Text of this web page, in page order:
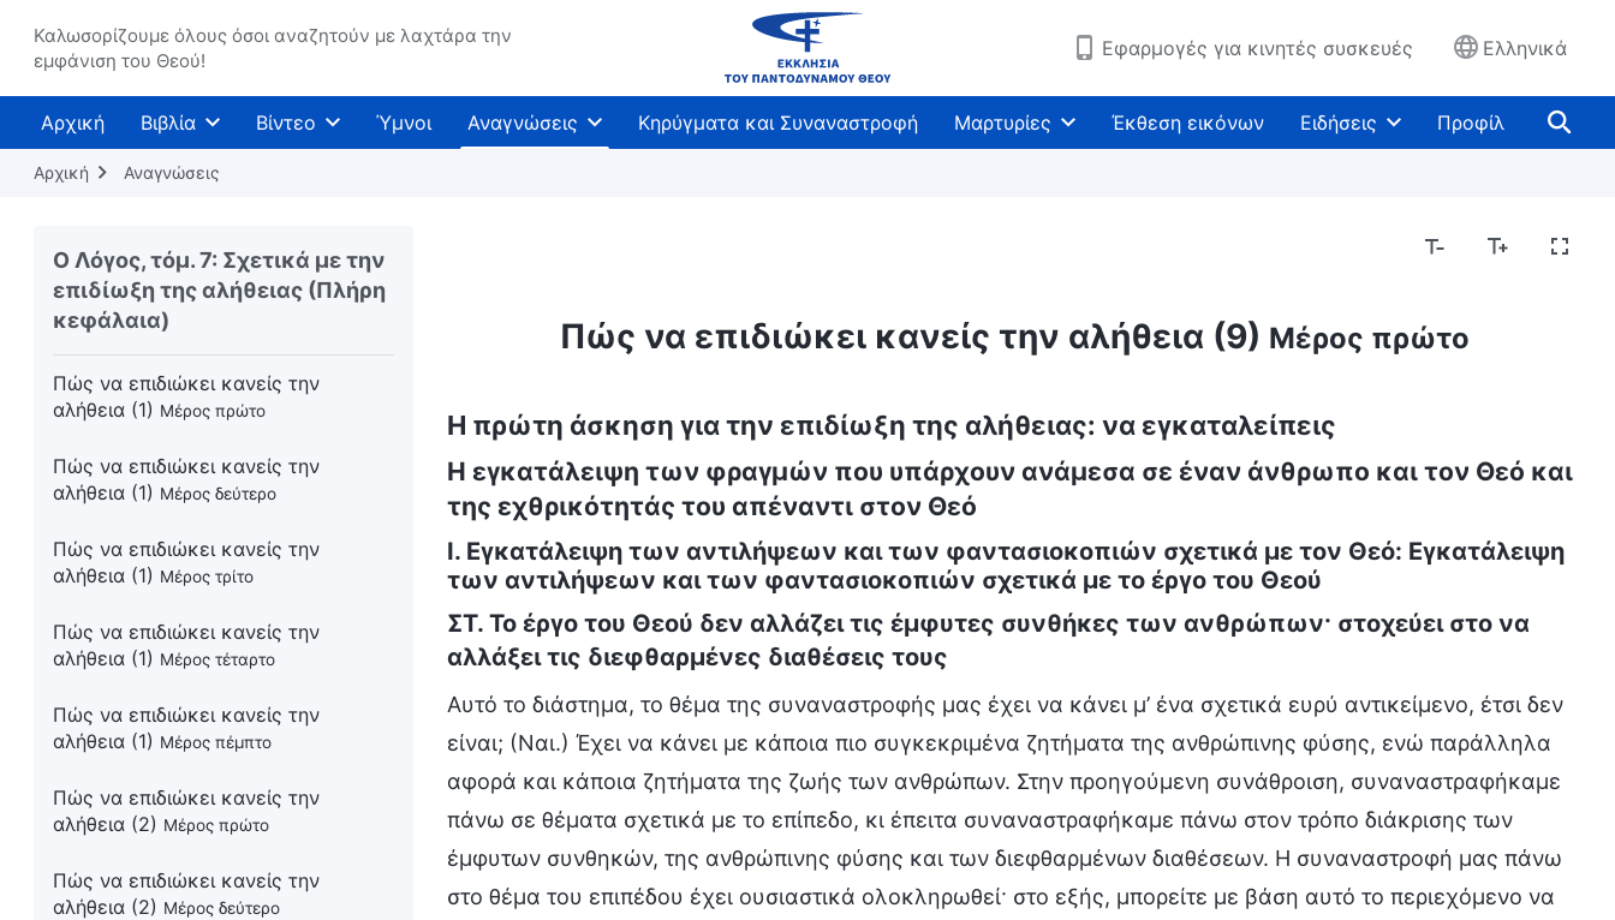
Καλωσορίζουμε όλους όσοι αναζητούν με λαχτάρα την
εμφάνιση του Θεού!
Εφαρμογές για κινητές συσκευές Ελληνικά
Αρχική Βιβλία Βίντεο Ύμνοι Αναγνώσεις Κηρύγματα και Συναναστροφή Μαρτυρίες Έκθεση εικόνων Ειδήσεις Προφίλ
Αρχική Αναγνώσεις
Ο Λόγος, τόμ. 7: Σχετικά με την
επιδίωξη της αλήθειας (Πλήρη
κεφάλαια)
Πώς να επιδιώκει κανείς την
αλήθεια (1) Μέρος πρώτο
Πώς να επιδιώκει κανείς την
αλήθεια (1) Μέρος δεύτερο
Πώς να επιδιώκει κανείς την
αλήθεια (1) Μέρος τρίτο
Πώς να επιδιώκει κανείς την
αλήθεια (1) Μέρος τέταρτο
Πώς να επιδιώκει κανείς την
αλήθεια (1) Μέρος πέμπτο
Πώς να επιδιώκει κανείς την
αλήθεια (2) Μέρος πρώτο
Πώς να επιδιώκει κανείς την
αλήθεια (2) Μέρος δεύτερο
Πώς να επιδιώκει κανείς την αλήθεια (9) Μέρος πρώτο
Η πρώτη άσκηση για την επιδίωξη της αλήθειας: να εγκαταλείπεις
Η εγκατάλειψη των φραγμών που υπάρχουν ανάμεσα σε έναν άνθρωπο και τον Θεό και
της εχθρικότητάς του απέναντι στον Θεό
I. Εγκατάλειψη των αντιλήψεων και των φαντασιοκοπιών σχετικά με τον Θεό: Εγκατάλειψη
των αντιλήψεων και των φαντασιοκοπιών σχετικά με το έργο του Θεού
ΣΤ. Το έργο του Θεού δεν αλλάζει τις έμφυτες συνθήκες των ανθρώπων· στοχεύει στο να
αλλάξει τις διεφθαρμένες διαθέσεις τους
Αυτό το διάστημα, το θέμα της συναναστροφής μας έχει να κάνει μ’ ένα σχετικά ευρύ αντικείμενο, έτσι δεν
είναι; (Ναι.) Έχει να κάνει με κάποια πιο συγκεκριμένα ζητήματα της ανθρώπινης φύσης, ενώ παράλληλα
αφορά και κάποια ζητήματα της ζωής των ανθρώπων. Στην προηγούμενη συνάθροιση, συναναστραφήκαμε
πάνω σε θέματα σχετικά με το επίπεδο, κι έπειτα συναναστραφήκαμε πάνω στον τρόπο διάκρισης των
έμφυτων συνθηκών, της ανθρώπινης φύσης και των διεφθαρμένων διαθέσεων. Η συναναστροφή μας πάνω
στο θέμα του επιπέδου έχει ουσιαστικά ολοκληρωθεί· στο εξής, μπορείτε με βάση αυτό το περιεχόμενο να